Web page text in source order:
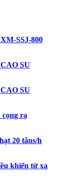
SSJ-800
SU
SU
rạ
20 tâns/h
khiển từ xa